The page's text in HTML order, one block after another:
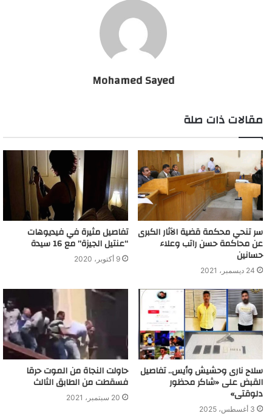
Mohamed Sayed
مقالات ذات صلة
سر تنحي محكمة قضية الآثار الكبرى
عن محاكمة حسن راتب وعلاء
حسانين
24 ديسمبر، 2021
تفاصيل مثيرة في فيديوهات
“عنتيل الجيزة” مع 16 سيدة
9 أكتوبر، 2020
سلاح نارى وحشيش وأيس.. تفاصيل
القبض على «شاكر محظور
دلوقتى»
3 أغسطس، 2025
حاولت النجاة من الموت حرقا
فسقطت من الطابق الثالث
20 سبتمبر، 2021